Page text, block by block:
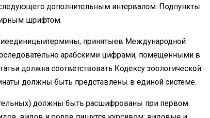
дополнительным интервалом. Подпункты
шрифтом.
принятыев Международной
арабскими цифрами, помещенными в
должна соответствовать Кодексу зоологической
должны быть представлены в единой системе.
должны быть расшифрованы при первом